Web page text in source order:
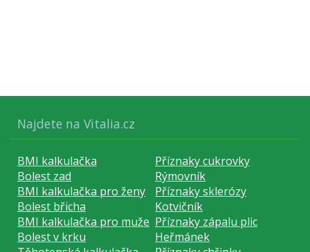
Najdete na Vitalia.cz
BMI kalkulačka
Příznaky cukrovky
Bolest zad
Rýmovník
BMI kalkulačka pro ženy
Příznaky sklerózy
Bolest břicha
Kotvičník
BMI kalkulačka pro muže Příznaky zápalu plic
Bolest v krku
Heřmánek